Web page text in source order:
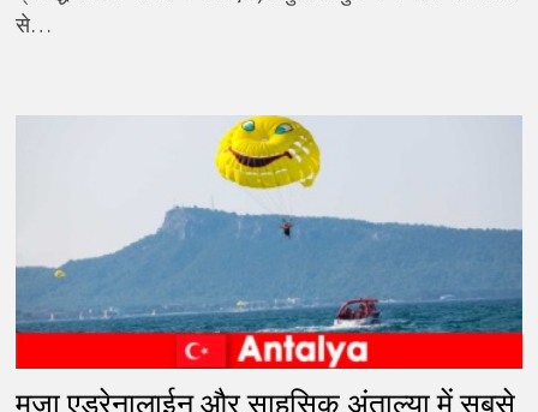
से…
मज़ा एड्रेनालाईन और साहसिक अंताल्या में सबसे